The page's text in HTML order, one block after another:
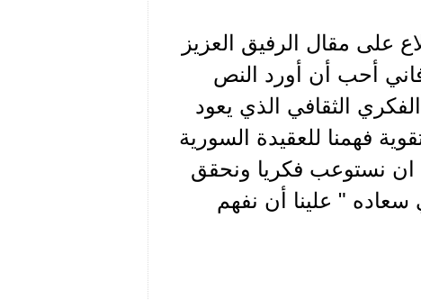
على مقال الرفيق العزيز
فاني أحب أن أورد النص
الثقافي الذي يعود
فهمنا للعقيدة السورية
ان نستوعب فكريا ونحقق
" علينا أن نفهم